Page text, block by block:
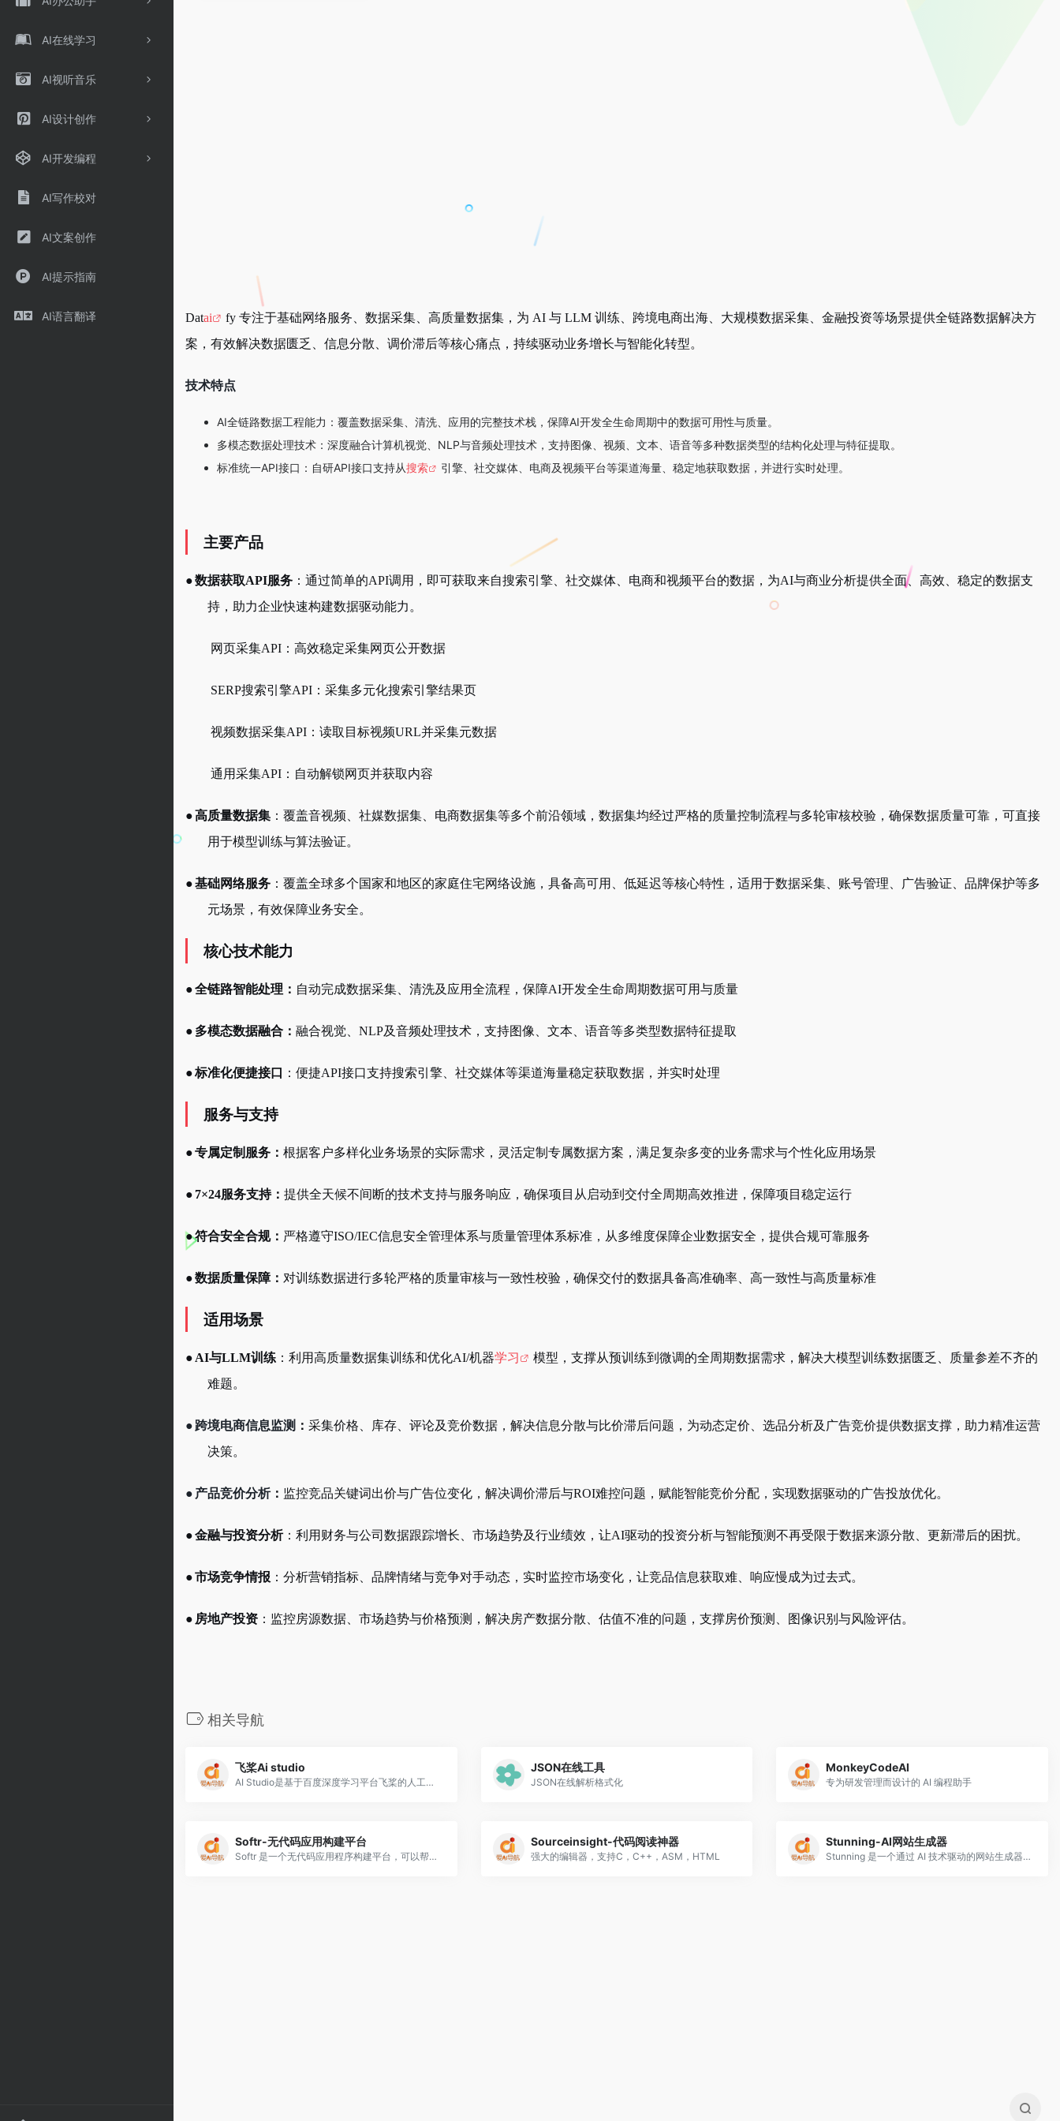
AI在线学习
AI视听音乐
AI设计创作
AI开发编程
AI写作校对
AI文案创作
AI提示指南
AI语言翻译 Datai
fy 专注于基础网络服务、数据采集、高质量数据集，为 AI 与 LLM 训练、跨境电商出海、大规模数据采集、金融投资等场景提供全链路数据解决方
案，有效解决数据匮乏、信息分散、调价滞后等核心痛点，持续驱动业务增长与智能化转型。
技术特点
AI全链路数据工程能力：覆盖数据采集、清洗、应用的完整技术栈，保障AI开发全生命周期中的数据可用性与质量。
多模态数据处理技术：深度融合计算机视觉、NLP与音频处理技术，支持图像、视频、文本、语音等多种数据类型的结构化处理与特征提取。
标准统一API接口：自研API接口支持从搜索 引擎、社交媒体、电商及视频平台等渠道海量、稳定地获取数据，并进行实时处理。
主要产品
●数据获取API服务 ：通过简单的API调用，即可获取来自搜索引擎、社交媒体、电商和视频平台的数据，为AI与商业分析提供全面、高效、稳定的数据支
持，助力企业快速构建数据驱动能力。
网页采集API：高效稳定采集网页公开数据
SERP搜索引擎API：采集多元化搜索引擎结果页
视频数据采集API： 读取目标视频URL并采集元数据
通用采集API：自动解锁网页并获取内容
●高质量数据集 ：覆盖音视频、社媒数据集、电商数据集等多个前沿领域，数据集均经过严格的质量控制流程与多轮审核校验，确保数据质量可靠，可直接
用于模型训练与算法验证。
●基础网络服务 ：覆盖全球多个国家和地区的家庭住宅网络设施，具备高可用、低延迟等核心特性，适用于数据采集、账号管理、广告验证、品牌保护等多
元场景，有效保障业务安全。
核心技术能力
●全链路智能处理： 自动完成数据采集、清洗及应用全流程，保障AI开发全生命周期数据可用与质量
● 多模态数据融合： 融合视觉、 NLP及音频处理技术，支持图像、文本、语音等多类型数据特征提取
●标准化便捷接口 ： 便捷API接口支持搜索引擎、社交媒体等渠道海量稳定获取数据，并实时处理
服务与支持
●专属定制服务： 根据客户多样化业务场景的实际需求，灵活定制专属数据方案，满足复杂多变的业务需求与个性化应用场景
● 7×24服务支持： 提供全天候不间断的技术支持与服务响应，确保项目从启动到交付全周期高效推进，保障项目稳定运行
●符合安全合规： 严格遵守ISO/IEC信息安全管理体系与质量管理体系标准，从多维度保障企业数据安全，提供合规可靠服务
●数据质量保障： 对训练数据进行多轮严格的质量审核与一致性校验，确保交付的数据具备高准确率、高一致性与高质量标准
适用场景
● AI与LLM训练 ：利用高质量数据集训练和优化AI/机器学习
模型，支撑从预训练到微调的全周期数据需求，解决大模型训练数据匮乏、质量参差不齐的
难题。
● 跨境电商信息监测 ： 采集价格、库存、评论及竞价数据，解决信息分散与比价滞后问题，为动态定价、选品分析及广告竞价提供数据支撑，助力精准运营
决策。
● 产品竞价分析： 监控竞品关键词出价与广告位变化，解决调价滞后与ROI难控问题，赋能智能竞价分配，实现数据驱动的广告投放优化。
●金融与投资分析：利用财务与公司数据跟踪增长、市场趋势及行业绩效，让AI驱动的投资分析与智能预测不再受限于数据来源分散、更新滞后的困扰。
●市场竞争情报 ：分析营销指标、品牌情绪与竞争对手动态，实时监控市场变化，让竞品信息获取难、响应慢成为过去式。
● 房地产投资 ：监控房源数据、市场趋势与价格预测，解决房产数据分散、估值不准的问题，支撑房价预测、图像识别与风险评估。
相关导航
飞桨Ai studio
AI Studio是基于百度深度学习平台飞桨的人工智能学习与实训社区，集开放数据、开源算法、免费算力三位一体，为开发者提供高效学习和开发环境。
JSON在线工具
JSON在线解析格式化
MonkeyCodeAI
专为研发管理而设计的 AI 编程助手
Softr-无代码应用构建平台
Softr 是一个无代码应用程序构建平台，可以帮助您快速构建和部署 Web 应用程序，而无需编写任何代码。Softr 提供预构建的功能块，如列表、图表、表单、表格、日历、地图等，可以直接使用。Softr 获得了 2021 年 Producthunt 的金猫奖。
Sourceinsight-代码阅读神器
强大的编辑器，支持C，C++，ASM，HTML
Stunning-AI网站生成器
Stunning 是一个通过 AI 技术驱动的网站生成器，可以让用户在不到 30 秒的时间内创建网站。这个平台采用 NLP 和机器学习来自动定制内容和图像，并支持用户自定义添加自己的文字和图片。最重要的是，这个网站生成器无需编码，非常适合普通个人。